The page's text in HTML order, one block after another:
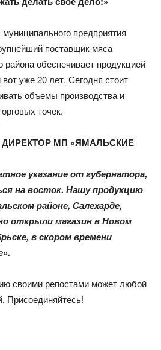
предприятия
поставщик мяса
обеспечивает продукцией
уже 20 лет. Сегодня стоит
объемы производства и
точек.
МП «ЯМАЛЬСКИЕ
указание от губернатора,
на восток. Нашу продукцию
районе, Салехарде,
открыли магазин в Новом
в скором времени
своими репостами может любой
Присоединяйтесь!